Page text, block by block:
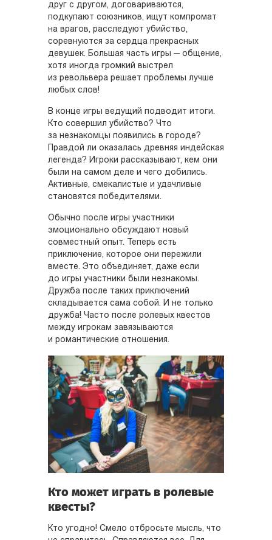
друг с другом, договариваются,
подкупают союзников, ищут компромат
на врагов, расследуют убийство,
соревнуются за сердца прекрасных
девушек. Большая часть игры — общение,
хотя иногда громкий выстрел
из револьвера решает проблемы лучше
любых слов!
В конце игры ведущий подводит итоги.
Кто совершил убийство? Что
за незнакомцы появились в городе?
Правдой ли оказалась древняя индейская
легенда? Игроки рассказывают, кем они
были на самом деле и чего добились.
Активные, смекалистые и удачливые
становятся победителями.
Обычно после игры участники
эмоционально обсуждают новый
совместный опыт. Теперь есть
приключение, которое они пережили
вместе. Это объединяет, даже если
до игры участники были незнакомы.
Дружба после таких приключений
складывается сама собой. И не только
дружба! Часто после ролевых квестов
между игрокам завязываются
и романтические отношения.
Кто может играть в ролевые
квесты?
Кто угодно! Смело отбросьте мысль, что